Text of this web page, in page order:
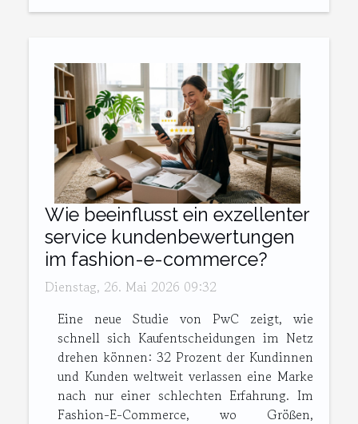
Wie beeinflusst ein exzellenter
service kundenbewertungen
im fashion-e-commerce?
Dienstag, 26. Mai 2026 09:32
Eine neue Studie von PwC zeigt, wie
schnell sich Kaufentscheidungen im Netz
drehen können: 32 Prozent der Kundinnen
und Kunden weltweit verlassen eine Marke
nach nur einer schlechten Erfahrung. Im
Fashion-E-Commerce, wo Größen,